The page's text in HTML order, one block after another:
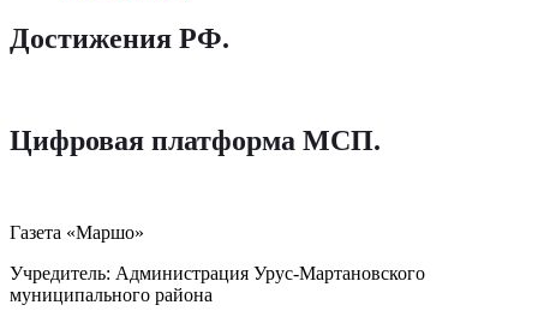
Достижения РФ.
Цифровая платформа МСП.
Газета «Маршо»
Учредитель: Администрация Урус-Мартановского
муниципального района